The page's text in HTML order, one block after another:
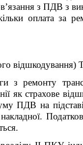
з ПДВ з
оплата за
з ремонту
як страхове
ПДВ на